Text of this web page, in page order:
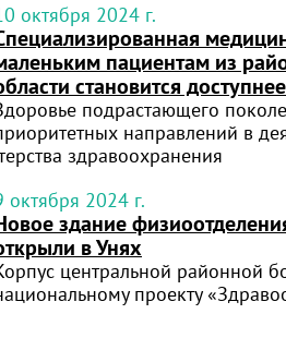
октября 2024 г.
пациентам из
становится доступнее
подрастающего
направлений в
здравоохранения
октября 2024 г.
здание
в Унях
центральной районной
проекту